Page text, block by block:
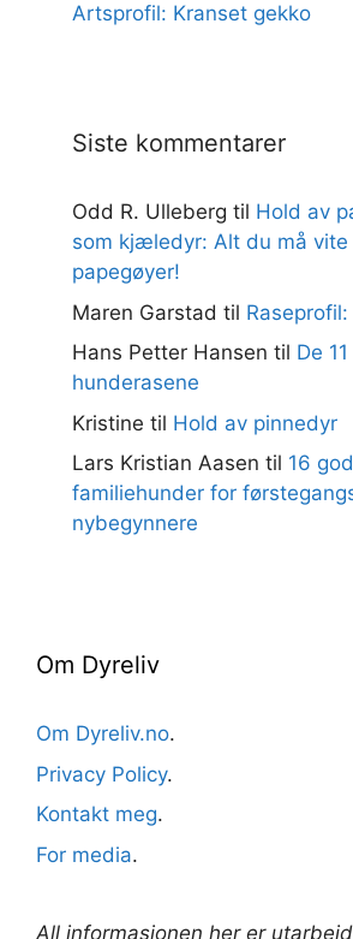
Artsprofil: Kranset gekko
Siste kommentarer
Odd R. Ulleberg til Hold av
som kjæledyr: Alt du må vite
papegøyer!
Maren Garstad til
Hans Petter Hansen til De
hunderasene
Kristine til Hold av pinnedyr
Lars Kristian Aasen til 16
familiehunder for
nybegynnere
Om Dyreliv
Om Dyreliv.no.
Privacy Policy.
Kontakt meg.
For media.
All informasjonen her er